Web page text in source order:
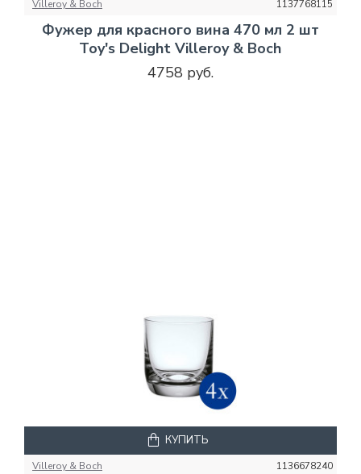
Villeroy & Boch 1137768115
Фужер для красного вина 470 мл 2 шт
Toy's Delight Villeroy & Boch
4758 руб.
Villeroy & Boch 1136678240
КУПИТЬ